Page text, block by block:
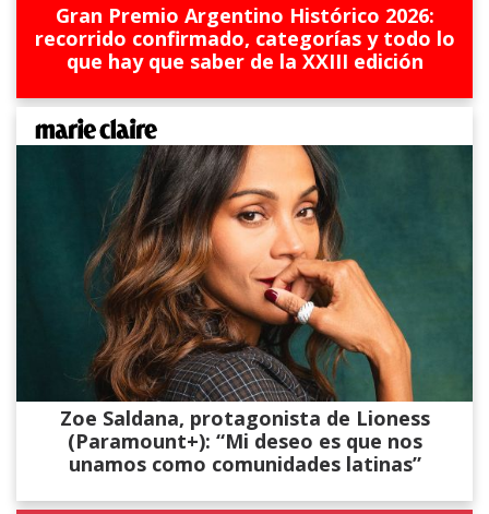
Gran Premio Argentino Histórico 2026:
recorrido confirmado, categorías y todo lo
que hay que saber de la XXIII edición
Zoe Saldana, protagonista de Lioness
(Paramount+): “Mi deseo es que nos
unamos como comunidades latinas”